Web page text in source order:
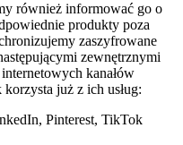
również informować go o
produkty poza
zaszyfrowane
zewnętrznymi
kanałów
już z ich usług:
Pinterest, TikTok